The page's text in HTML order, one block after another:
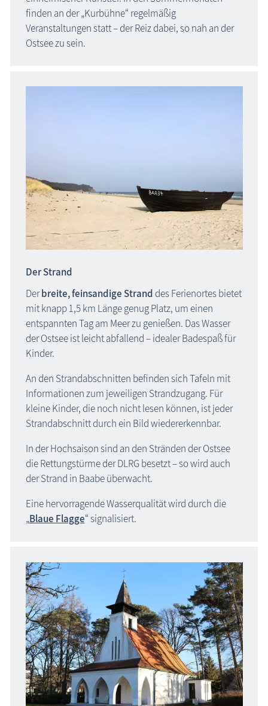
finden an der „Kurbühne“ regelmäßig
Veranstaltungen statt – der Reiz dabei, so nah an der
Ostsee zu sein.
Der Strand
Derbreite, feinsandige Strand des Ferienortes bietet
mit knapp 1,5 km Länge genug Platz, um einen
entspannten Tag am Meer zu genießen. Das Wasser
der Ostsee ist leicht abfallend – idealer Badespaß für
Kinder.
An den Strandabschnitten befinden sich Tafeln mit
Informationen zum jeweiligen Strandzugang. Für
kleine Kinder, die noch nicht lesen können, ist jeder
Strandabschnitt durch ein Bild wiedererkennbar.
In der Hochsaison sind an den Stränden der Ostsee
die Rettungstürme der DLRG besetzt – so wird auch
der Strand in Baabe überwacht.
Eine hervorragende Wasserqualität wird durch die
„Blaue Flagge“ signalisiert.